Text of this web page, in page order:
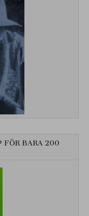
FÖR BARA 200